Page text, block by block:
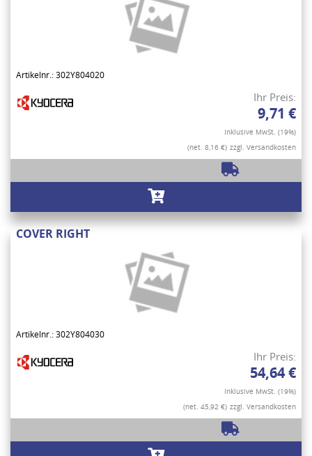
Artikelnr.: 302Y804020
Ihr Preis:
9,71 €
Inklusive MwSt. (19%)
(net. 8,16 €) zzgl. Versandkosten
COVER RIGHT
Artikelnr.: 302Y804030
Ihr Preis:
54,64 €
Inklusive MwSt. (19%)
(net. 45,92 €) zzgl. Versandkosten